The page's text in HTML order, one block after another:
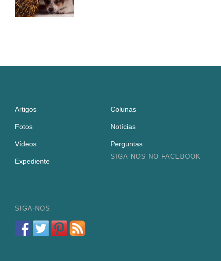
Artigos Colunas
Fotos Notícias
Vídeos Perguntas
Expediente
SIGA-NOS NO FACEBOOK
SIGA-NOS